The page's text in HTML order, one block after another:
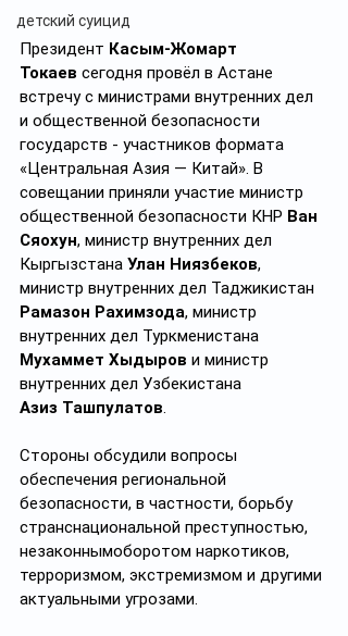
детский суицид
Президент Касым-Жомарт
Токаев сегодня провёл в Астане
встречу с министрами внутренних дел
и общественной безопасности
государств - участников формата
«Центральная Азия — Китай». В
совещании приняли участие министр
общественной безопасности КНР Ван
Сяохун, министр внутренних дел
Кыргызстана Улан Ниязбеков,
министр внутренних дел Таджикистан
Рамазон Рахимзода, министр
внутренних дел Туркменистана
Мухаммет Хыдыров и министр
внутренних дел Узбекистана
Азиз Ташпулатов.
Стороны обсудили вопросы
обеспечения региональной
безопасности, в частности, борьбу
странснациональной преступностью,
незаконнымоборотом наркотиков,
терроризмом, экстремизмом и другими
актуальными угрозами.